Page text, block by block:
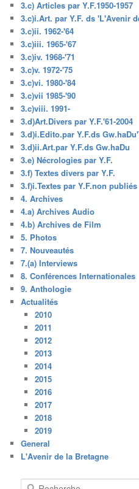
3.c) Articles par Y.F.1950-1957
3.c)i.Art. par Y.F. ds 'L'Avenir
3.c)ii. 1962-'64
3.c)iii. 1965-'67
3.c)iv. 1968-'71
3.c)v. 1972-'75
3.c)vi. 1980-'84
3.c)vii 1985-'90
3.c)viii. 1991-
3.d)Art.Divers par Y.F.'61-2004
3.d)i.Edito.par Y.F.ds
3.d)ii.Art.par Y.F.ds Gw.haDu
3.e) Nécrologies par Y.F.
3.f) Textes divers par Y.F.
3.f)i.Textes par Y.F.non publiés
4. Archives
4.a) Archives Audio
4.b) Archives de Film
5. Photos
7. Nouveautés
7.(a) Interviews
8. Conférences Internationales
9. Anthologie
Actualités
2010
2011
2012
2013
2014
2015
2016
2017
2018
2019
General
L'Avenir de la Bretagne